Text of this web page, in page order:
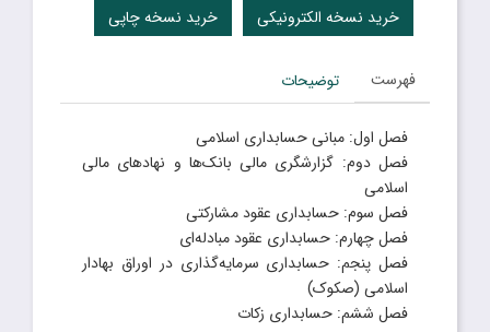
خرید نسخه چاپی
خرید نسخه الکترونیکی
فهرست توضیحات
فصل اول: مبانی حسابداری اسلامی
فصل دوم: گزارشگری مالی بانک‌ها و نهادهای مالی
اسلامی
فصل سوم: حسابداری عقود مشارکتی
فصل چهارم: حسابداری عقود مبادله‌ای
فصل پنجم: حسابداری سرمایه‌گذاری در اوراق بهادار
اسلامی (صکوک)
فصل ششم: حسابداری زکات